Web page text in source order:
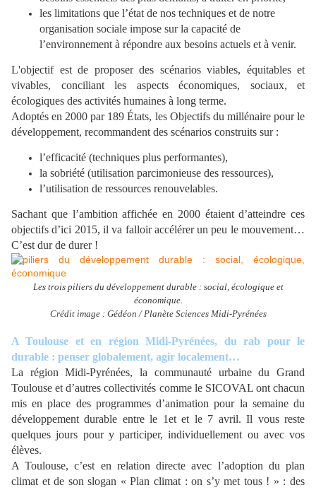
les limitations que l’état de nos techniques et de notre
organisation sociale impose sur la capacité de
l’environnement à répondre aux besoins actuels et à venir.
L'objectif est de proposer des scénarios viables, équitables et
vivables, conciliant les aspects économiques, sociaux, et
écologiques des activités humaines à long terme.
Adoptés en 2000 par 189 États, les Objectifs du millénaire pour le
développement, recommandent des scénarios construits sur :
l’efficacité (techniques plus performantes),
la sobriété (utilisation parcimonieuse des ressources),
l’utilisation de ressources renouvelables.
Sachant que l’ambition affichée en 2000 étaient d’atteindre ces
objectifs d’ici 2015, il va falloir accélérer un peu le mouvement…
C’est dur de durer !
Les trois piliers du développement durable : social, écologique et
économique.
Crédit image : Gédéon / Planète Sciences Midi-Pyrénées
A Toulouse et en région Midi-Pyrénées, du rab pour le
durable : penser globalement, agir localement…
La région Midi-Pyrénées, la communauté urbaine du Grand
Toulouse et d’autres collectivités comme le SICOVAL ont chacun
mis en place des programmes d’animation pour la semaine du
développement durable entre le 1et et le 7 avril. Il vous reste
quelques jours pour y participer, individuellement ou avec vos
élèves.
A Toulouse, c’est en relation directe avec l’adoption du plan
climat et de son slogan « Plan climat : on s’y met tous ! » : des